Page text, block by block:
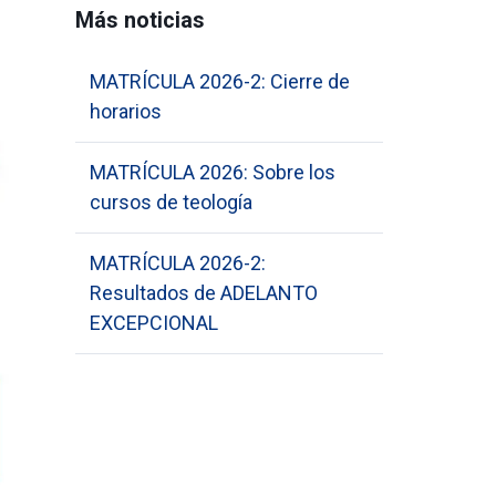
Más noticias
MATRÍCULA 2026-2: Cierre de
horarios
MATRÍCULA 2026: Sobre los
cursos de teología
MATRÍCULA 2026-2:
Resultados de ADELANTO
EXCEPCIONAL